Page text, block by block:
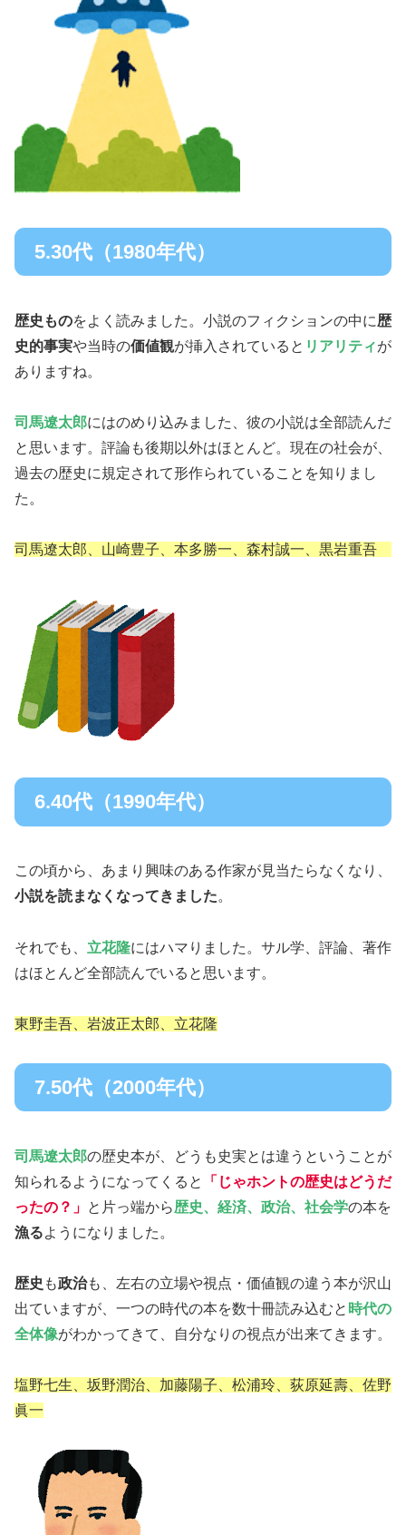
5.30代（1980年代）
歴史ものをよく読みました。小説のフィクションの中に歴
史的事実や当時の価値観が挿入されていると リアリティが
ありますね。
司馬遼太郎にはのめり込みました、彼の小説は全部読んだ
と思います。評論も後期以外はほとんど。現在の社会が、
過去の歴史に規定されて形作られていることを知りまし
た。
司馬遼太郎、山崎豊子、本多勝一、森村誠一、黒岩重吾
6.40代（1990年代）
この頃から、あまり興味のある作家が見当たらなくなり、
小説を読まなくなってきました。
それでも、 立花隆にはハマりました。サル学、評論、著作
はほとんど全部読んでいると思います。
東野圭吾、岩波正太郎、立花隆
7.50代（2000年代）
司馬遼太郎の歴史本が、どうも史実とは違うということが
知られるようになってくると
「じゃホントの歴史はどうだ
ったの？」 と片っ端から歴史、経済、政治、社会学の本を
漁るようになりました。
歴史 も政治も、左右の立場や視点・価値観の違う本が沢山
出ていますが、一つの時代の本を数十冊読み込むと 時代の
全体像がわかってきて、自分なりの視点が出来てきます。
塩野七生、坂野潤治、加藤陽子、松浦玲、荻原延壽、佐野
眞一